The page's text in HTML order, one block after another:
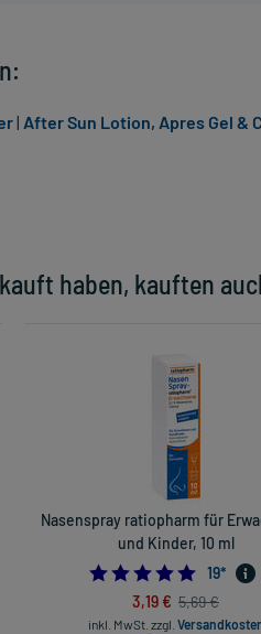
haben, kauften
Nasenspray ratiopharm für
und Kinder, 10 ml
19*
3,19 € 5,69 €
inkl. MwSt. zzgl.
| After Sun Lotion, Apres Gel &